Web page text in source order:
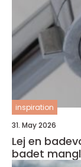
inspiration
31. May 2026
Lej en
badet